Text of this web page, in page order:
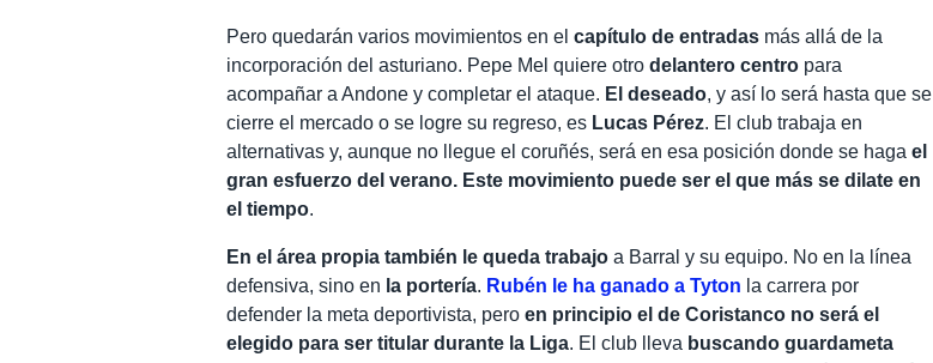
Pero quedarán varios movimientos en elcapítulo de entradas más allá de la
incorporación del asturiano. Pepe Mel quiere otrodelantero centro para
acompañar a Andone y completar el ataque. El deseado, y así lo será hasta que se
cierre el mercado o se logre su regreso, es Lucas Pérez. El club trabaja en
alternativas y, aunque no llegue el coruñés, será en esa posición donde se hagael
gran esfuerzo del verano. Este movimiento puede ser el que más se dilate en
el tiempo.
En el área propia también le queda trabajo a Barral y su equipo. No en la línea
defensiva, sino en la portería. Rubén le ha ganado aTyton la carrera por
defender la meta deportivista, peroen principio el de Coristanco no será el
elegido para ser titular durante la Liga. El club lleva buscando guardameta